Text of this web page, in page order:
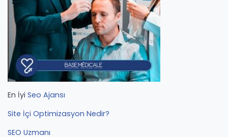
En İyi Seo Ajansı
Site İçi Optimizasyon Nedir?
SEO Uzmanı